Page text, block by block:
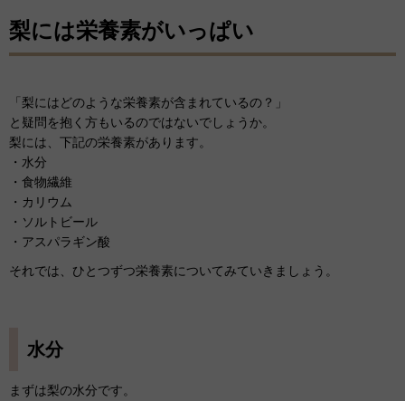
梨には栄養素がいっぱい
「梨にはどのような栄養素が含まれているの？」
と疑問を抱く方もいるのではないでしょうか。
梨には、下記の栄養素があります。
・水分
・食物繊維
・カリウム
・ソルトビール
・アスパラギン酸
それでは、ひとつずつ栄養素についてみていきましょう。
水分
まずは梨の水分です。